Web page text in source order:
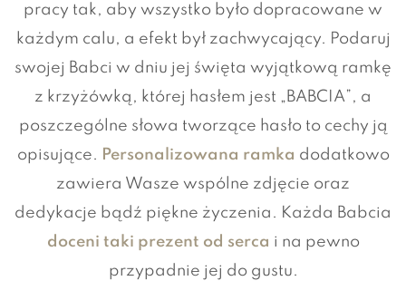
pracy tak, aby wszystko było dopracowane w
każdym calu, a efekt był zachwycający. Podaruj
swojej Babci w dniu jej święta wyjątkową ramkę
z krzyżówką, której hasłem jest „BABCIA”, a
poszczególne słowa tworzące hasło to cechy ją
opisujące. Personalizowana ramka dodatkowo
zawiera Wasze wspólne zdjęcie oraz
dedykacje bądź piękne życzenia. Każda Babcia
doceni taki prezent od serca i na pewno
przypadnie jej do gustu.